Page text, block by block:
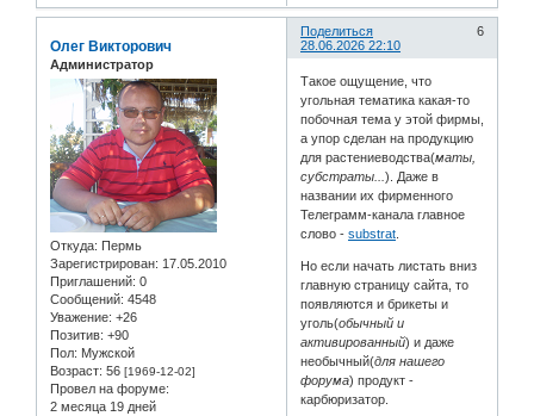
Поделиться
6
28.06.2026 22:10
Олег Викторович
Администратор
Откуда: Пермь
Зарегистрирован: 17.05.2010
Приглашений: 0
Сообщений: 4548
Уважение: +26
Позитив: +90
Пол: Мужской
Возраст: 56 [1969-12-02]
Провел на форуме:
2 месяца 19 дней
Такое ощущение, что
угольная тематика какая-то
побочная тема у этой фирмы,
а упор сделан на продукцию
для растениеводства(маты,
субстраты...). Даже в
названии их фирменного
Телеграмм-канала главное
слово -substrat
Но если начать листать вниз
главную страницу сайта, то
появляются и брикеты и
уголь(обычный и
активированный) и даже
необычный(для нашего
форума) продукт -
карбюризатор.